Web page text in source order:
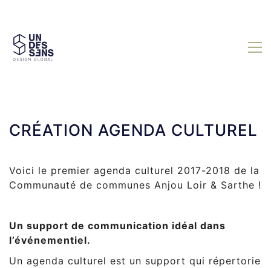
CRÉATION AGENDA CULTUREL
Voici le premier agenda culturel 2017-2018 de la
Communauté de communes Anjou Loir & Sarthe !
Un support de communication idéal dans
l’événementiel.
Un agenda culturel est un support qui répertorie